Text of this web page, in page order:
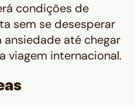
condições de
sem se desesperar
até chegar
viagem internacional.